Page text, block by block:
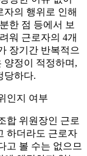
자의 행위로 인해
한 점 등에서 보
워 근로자의 4개
장기간 반복적으
양정이 적정하며,
당하다.
인지 여부
합 위원장인 근로
하더라도 근로자
고 볼 수는 없으므